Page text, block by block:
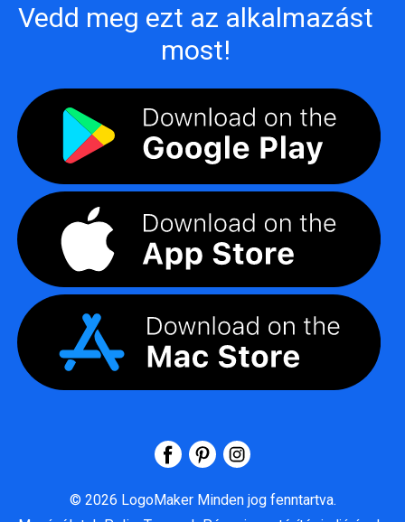
Vedd meg ezt az alkalmazást
most!
© 2026 LogoMaker Minden jog fenntartva.